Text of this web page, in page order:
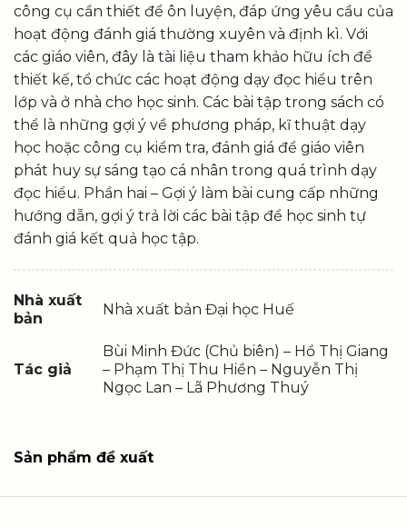
công cụ cần thiết để ôn luyện, đáp ứng yêu cầu của
hoạt động đánh giá thường xuyên và định kì. Với
các giáo viên, đây là tài liệu tham khảo hữu ích để
thiết kế, tổ chức các hoạt động dạy đọc hiểu trên
lớp và ở nhà cho học sinh. Các bài tập trong sách có
thể là những gợi ý về phương pháp, kĩ thuật dạy
học hoặc công cụ kiểm tra, đánh giá để giáo viên
phát huy sự sáng tạo cá nhân trong quá trình dạy
đọc hiểu. Phần hai – Gợi ý làm bài cung cấp những
hướng dẫn, gợi ý trả lời các bài tập để học sinh tự
đánh giá kết quả học tập.
Nhà xuất
bản
Nhà xuất bản Đại học Huế
Tác giả
Bùi Minh Đức (Chủ biên) – Hồ Thị Giang
– Phạm Thị Thu Hiền – Nguyễn Thị
Ngọc Lan – Lã Phương Thuý
Sản phẩm đề xuất